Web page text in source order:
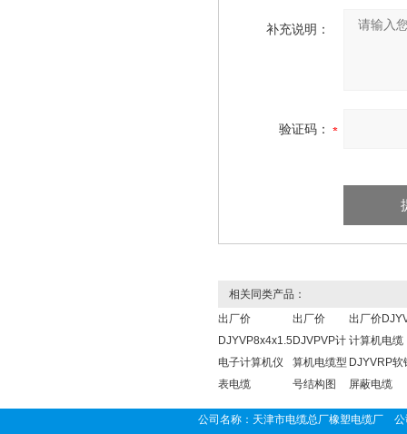
补充说明：
验证码：
相关同类产品：
出厂价
DJYVP8x4x1.5
电子计算机仪
表电缆
出厂价
DJVPVP计
算机电缆型
号结构图
出厂价
计算机电缆
DJYVRP软
屏蔽电缆
公司名称：天津市电缆总厂橡塑电缆厂